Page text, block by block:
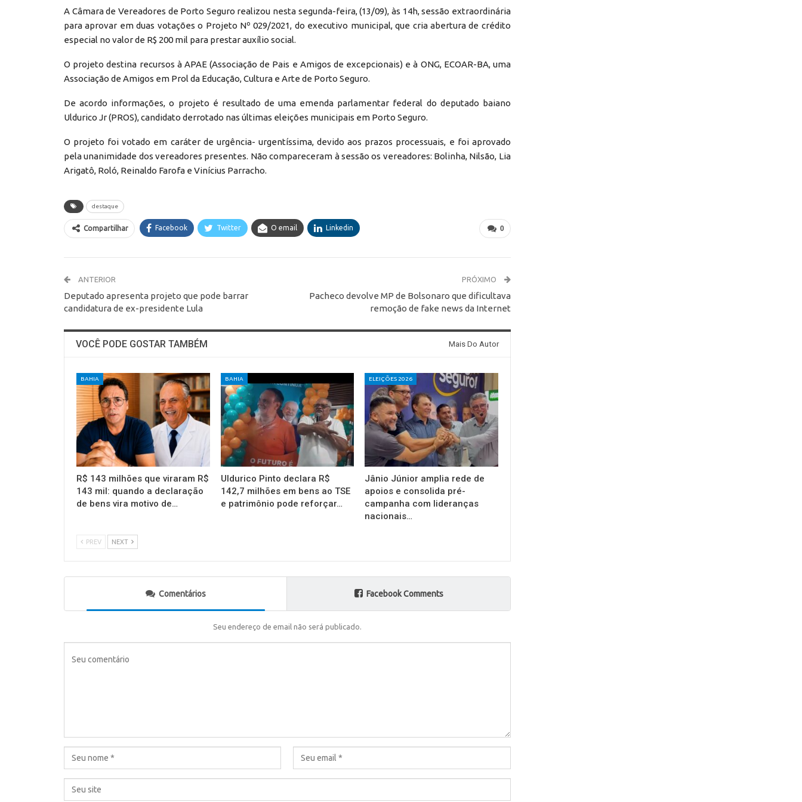
A Câmara de Vereadores de Porto Seguro realizou nesta segunda-feira, (13/09), às 14h, sessão extraordinária
para aprovar em duas votações o Projeto Nº 029/2021, do executivo municipal, que cria abertura de crédito
especial no valor de R$ 200 mil para prestar auxílio social.
O projeto destina recursos à APAE (Associação de Pais e Amigos de excepcionais) e à ONG, ECOAR-BA, uma
Associação de Amigos em Prol da Educação, Cultura e Arte de Porto Seguro.
De acordo informações, o projeto é resultado de uma emenda parlamentar federal do deputado baiano
Uldurico Jr (PROS), candidato derrotado nas últimas eleições municipais em Porto Seguro.
O projeto foi votado em caráter de urgência- urgentíssima, devido aos prazos processuais, e foi aprovado
pela unanimidade dos vereadores presentes. Não compareceram à sessão os vereadores: Bolinha, Nilsão, Lia
Arigatô, Roló, Reinaldo Farofa e Vinícius Parracho.
destaque
0
Compartilhar Facebook Twitter O email Linkedin
ANTERIOR
Deputado apresenta projeto que pode barrar
candidatura de ex-presidente Lula
PRÓXIMO
Pacheco devolve MP de Bolsonaro que dificultava
remoção de fake news da Internet
VOCÊ PODE GOSTAR TAMBÉM Mais Do Autor
BAHIA
R$ 143 milhões que viraram R$
143 mil: quando a declaração
de bens vira motivo de…
BAHIA
Uldurico Pinto declara R$
142,7 milhões em bens ao TSE
e patrimônio pode reforçar…
ELEIÇÕES 2026
Jânio Júnior amplia rede de
apoios e consolida pré-
campanha com lideranças
nacionais…
PREV NEXT
Comentários Facebook Comments
Seu endereço de email não será publicado.